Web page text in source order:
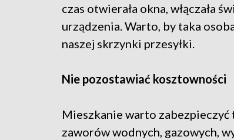
czas otwierała okna, włączała
urządzenia. Warto, by taka
naszej skrzynki przesyłki.
Nie pozostawiać kosztowności
Mieszkanie warto
zaworów wodnych, gazowych,